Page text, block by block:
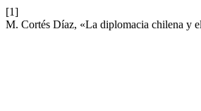
[1]
M. Cortés Díaz, «La diplomacia chilena y